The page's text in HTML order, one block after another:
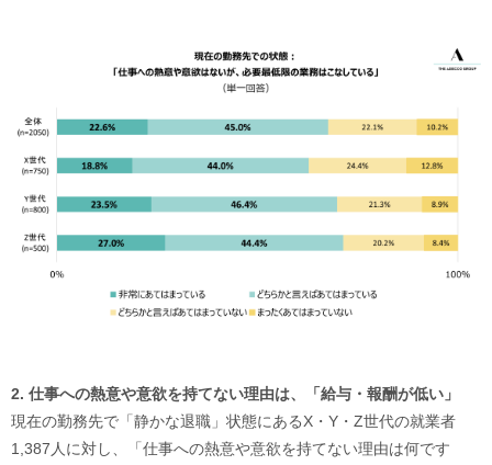
2. 仕事への熱意や意欲を持てない理由は、「給与・報酬が低い」
現在の勤務先で「静かな退職」状態にあるX・Y・Z世代の就業者
1,387人に対し、「仕事への熱意や意欲を持てない理由は何です